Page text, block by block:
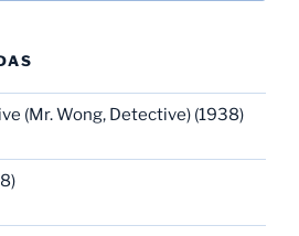
(Mr. Wong, Detective) (1938)